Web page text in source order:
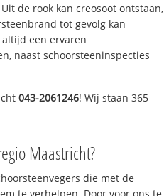
de rook kan creosoot ontstaan,
tot gevolg kan
een ervaren
naast schoorsteeninspecties
043-2061246! Wij staan 365
Maastricht?
die met de